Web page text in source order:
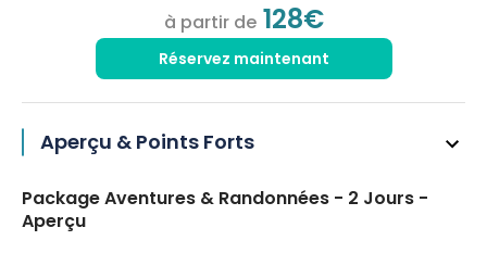
à partir de 128€
Réservez maintenant
Aperçu & Points Forts
Package Aventures & Randonnées - 2 Jours -
Aperçu